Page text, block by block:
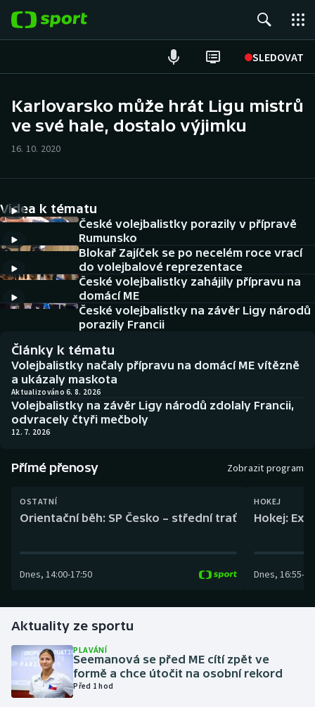
SLEDOVAT
Hokej
Cyklistika
DALŠÍ SPORTY
Americký fotbal
Baseball a softbal
Basketbal
Biatlon
Boby a skeleton
Box
Curling
Golf
Gymnastika
Házená
NEPŘEHLÉDNĚTE
Historické návraty
Aplikace ČT sport
AZ kvíz
Karlovarsko může hrát Ligu mistrů
ve své hale, dostalo výjimku
16. 10. 2020
Videa k tématu
České volejbalistky porazily v přípravě
Rumunsko
Blokař Zajíček se po necelém roce vrací
do volejbalové reprezentace
České volejbalistky zahájily přípravu na
domácí ME
České volejbalistky na závěr Ligy národů
porazily Francii
Články k tématu
Volejbalistky načaly přípravu na domácí ME vítězně
a ukázaly maskota
Aktualizováno 6. 8. 2026
Volejbalistky na závěr Ligy národů zdolaly Francii,
odvracely čtyři mečboly
12. 7. 2026
Přímé přenosy Zobrazit program
OSTATNÍ
Orientační běh: SP Česko – střední trať
Dnes, 14:00-17:50
HOKEJ
Hokej:
Dnes, 16:55-
Aktuality ze sportu
PLAVÁNÍ
Seemanová se před ME cítí zpět ve
formě a chce útočit na osobní rekord
Před 1 hod